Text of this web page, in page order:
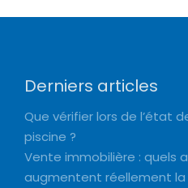
Derniers articles
Que vérifier lors de l’état
piscine ?
Vente immobilière : quels
augmentent réellement la